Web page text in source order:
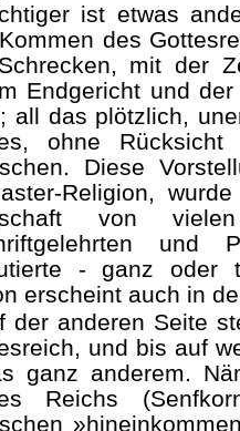
ist etwas
des
mit der
Endgericht und
all das plötzlich,
ohne
Diese
Religion,
von
und
- ganz oder
erscheint auch in
der anderen Seite
und bis auf
ganz anderem.
Reichs